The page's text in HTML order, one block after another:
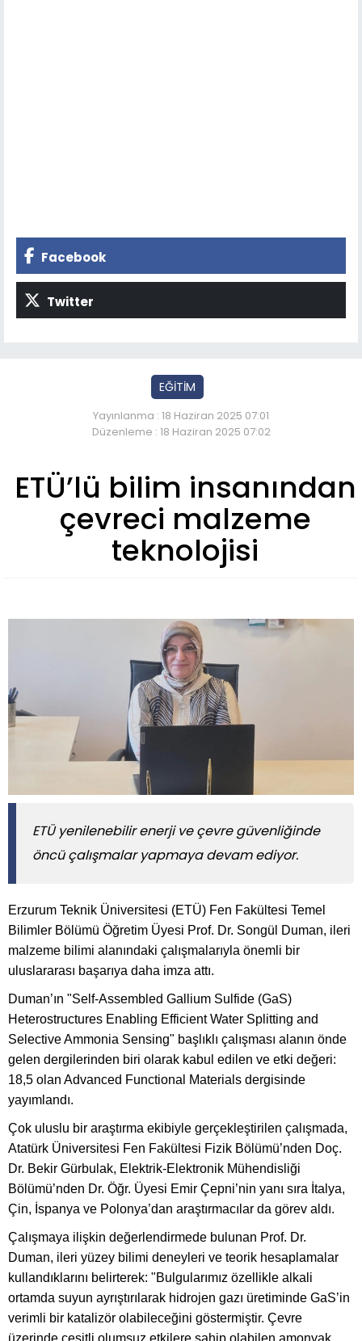
Facebook
Twitter
EĞİTİM
Yayınlanma : 18 Haziran 2025 07:01
Düzenleme : 18 Haziran 2025 07:02
ETÜ’lü bilim insanından
çevreci malzeme
teknolojisi
ETÜ yenilenebilir enerji ve çevre güvenliğinde
öncü çalışmalar yapmaya devam ediyor.
Erzurum Teknik Üniversitesi (ETÜ) Fen Fakültesi Temel
Bilimler Bölümü Öğretim Üyesi Prof. Dr. Songül Duman, ileri
malzeme bilimi alanındaki çalışmalarıyla önemli bir
uluslararası başarıya daha imza attı.
Duman’ın "Self-Assembled Gallium Sulfide (GaS)
Heterostructures Enabling Efficient Water Splitting and
Selective Ammonia Sensing" başlıklı çalışması alanın önde
gelen dergilerinden biri olarak kabul edilen ve etki değeri:
18,5 olan Advanced Functional Materials dergisinde
yayımlandı.
Çok uluslu bir araştırma ekibiyle gerçekleştirilen çalışmada,
Atatürk Üniversitesi Fen Fakültesi Fizik Bölümü’nden Doç.
Dr. Bekir Gürbulak, Elektrik-Elektronik Mühendisliği
Bölümü’nden Dr. Öğr. Üyesi Emir Çepni’nin yanı sıra İtalya,
Çin, İspanya ve Polonya’dan araştırmacılar da görev aldı.
Çalışmaya ilişkin değerlendirmede bulunan Prof. Dr.
Duman, ileri yüzey bilimi deneyleri ve teorik hesaplamalar
kullandıklarını belirterek: "Bulgularımız özellikle alkali
ortamda suyun ayrıştırılarak hidrojen gazı üretiminde GaS’in
verimli bir katalizör olabileceğini göstermiştir. Çevre
üzerinde çeşitli olumsuz etkilere sahip olabilen amonyak